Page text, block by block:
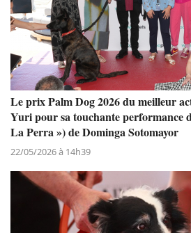
Le prix Palm Dog 2026 du meilleur
Yuri pour sa touchante performance
La Perra ») de Dominga Sotomayor
22/05/2026 à 14h39